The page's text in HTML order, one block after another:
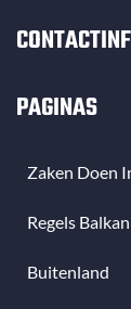
PAGINAS
Zaken Doen
Regels Balkan
Buitenland